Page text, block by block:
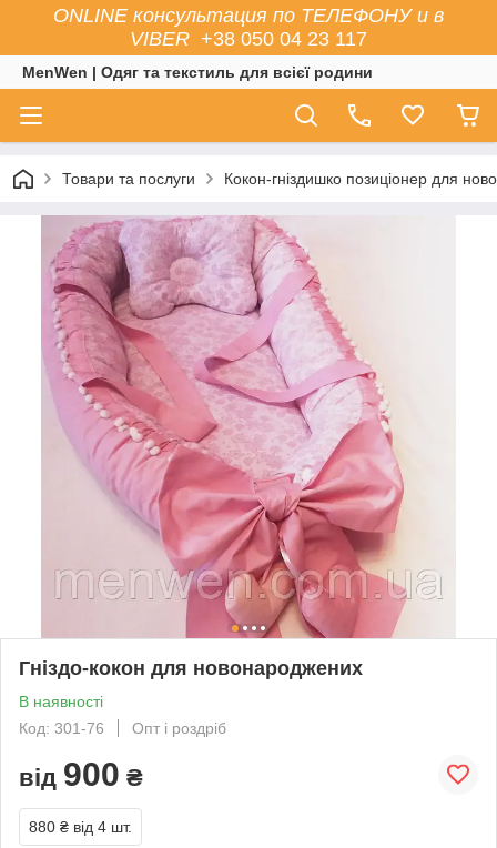
ONLINE консультация по ТЕЛЕФОНУ и в
VIBER +38 050 04 23 117
MenWen | Одяг та текстиль для всієї родини
Товари та послуги Кокон-гніздишко позиціонер для
Гніздо-кокон для новонароджених
В наявності
Код: 301-76
Опт і роздріб
від 900 ₴
880 ₴ від 4 шт.